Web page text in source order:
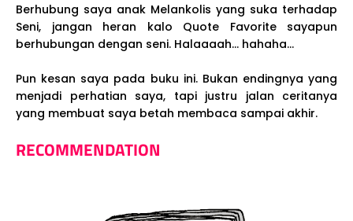
Berhubung saya anak Melankolis yang suka terhadap
Seni, jangan heran kalo Quote Favorite sayapun
berhubungan dengan seni. Halaaaah... hahaha...
Pun kesan saya pada buku ini. Bukan endingnya yang
menjadi perhatian saya, tapi justru jalan ceritanya
yang membuat saya betah membaca sampai akhir.
RECOMMENDATION